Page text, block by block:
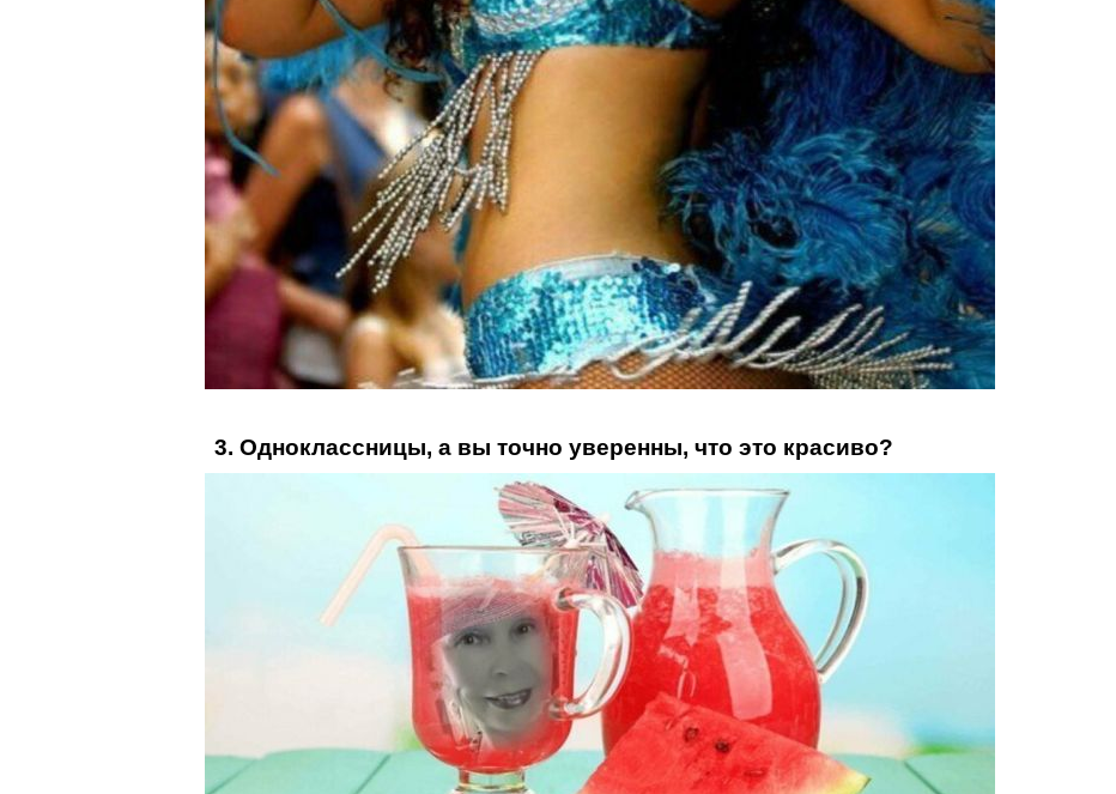
3. Одноклассницы, а вы точно уверенны, что это красиво?